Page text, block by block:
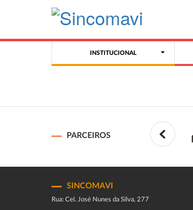
INSTITUCIONAL
PARCEIROS
SINCOMAVI
Rua: Cel. José Nunes da Silva, 277